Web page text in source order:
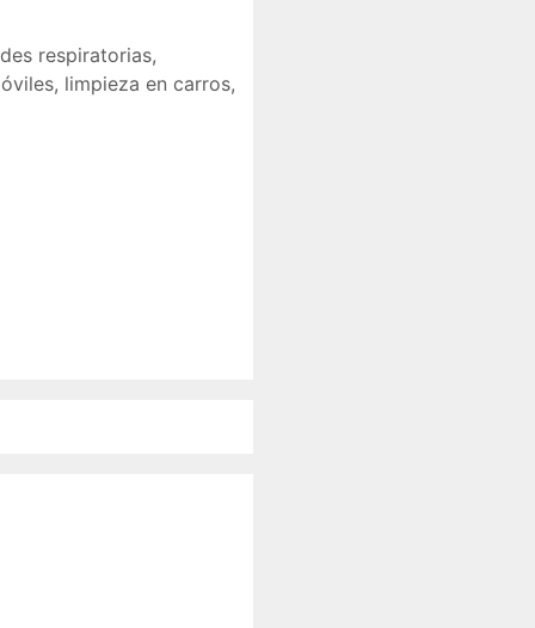
respiratorias,
, limpieza en carros,